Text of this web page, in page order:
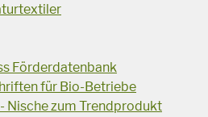
Förderdatenbank
für Bio-Betriebe
Nische zum Trendprodukt